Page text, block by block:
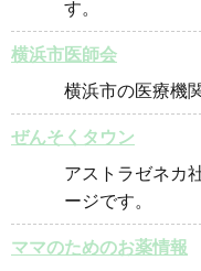
す。
横浜市医師会
横浜市の医療機
ぜんそくタウン
アストラゼネカ
ージです。
ママのためのお薬情報